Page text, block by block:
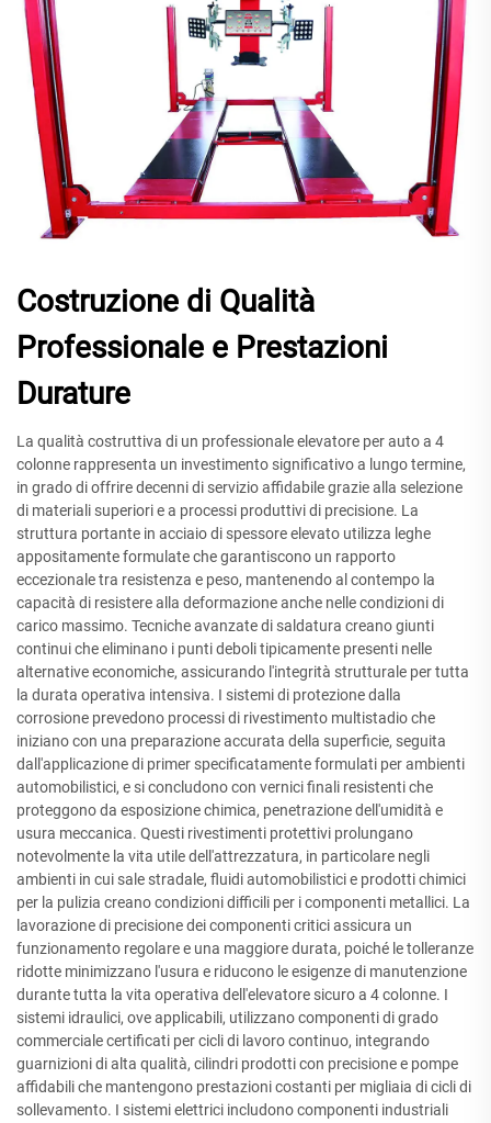
Costruzione di Qualità
Professionale e Prestazioni
Durature
La qualità costruttiva di un professionale elevatore per auto a 4
colonne rappresenta un investimento significativo a lungo termine,
in grado di offrire decenni di servizio affidabile grazie alla selezione
di materiali superiori e a processi produttivi di precisione. La
struttura portante in acciaio di spessore elevato utilizza leghe
appositamente formulate che garantiscono un rapporto
eccezionale tra resistenza e peso, mantenendo al contempo la
capacità di resistere alla deformazione anche nelle condizioni di
carico massimo. Tecniche avanzate di saldatura creano giunti
continui che eliminano i punti deboli tipicamente presenti nelle
alternative economiche, assicurando l'integrità strutturale per tutta
la durata operativa intensiva. I sistemi di protezione dalla
corrosione prevedono processi di rivestimento multistadio che
iniziano con una preparazione accurata della superficie, seguita
dall'applicazione di primer specificatamente formulati per ambienti
automobilistici, e si concludono con vernici finali resistenti che
proteggono da esposizione chimica, penetrazione dell'umidità e
usura meccanica. Questi rivestimenti protettivi prolungano
notevolmente la vita utile dell'attrezzatura, in particolare negli
ambienti in cui sale stradale, fluidi automobilistici e prodotti chimici
per la pulizia creano condizioni difficili per i componenti metallici. La
lavorazione di precisione dei componenti critici assicura un
funzionamento regolare e una maggiore durata, poiché le tolleranze
ridotte minimizzano l'usura e riducono le esigenze di manutenzione
durante tutta la vita operativa dell'elevatore sicuro a 4 colonne. I
sistemi idraulici, ove applicabili, utilizzano componenti di grado
commerciale certificati per cicli di lavoro continuo, integrando
guarnizioni di alta qualità, cilindri prodotti con precisione e pompe
affidabili che mantengono prestazioni costanti per migliaia di cicli di
sollevamento. I sistemi elettrici includono componenti industriali